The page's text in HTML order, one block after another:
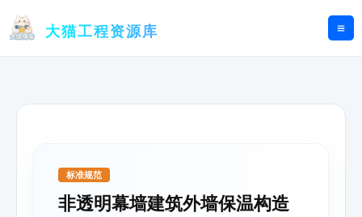
大猫工程资源库
标准规范
非透明幕墙建筑外墙保温构造